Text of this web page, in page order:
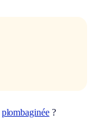
plombaginée?